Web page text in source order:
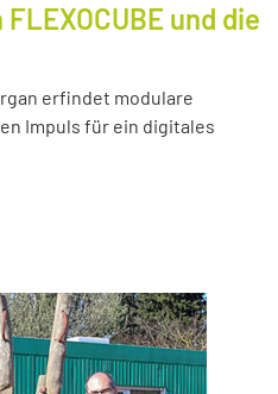
und die
erfindet modulare
Impuls für ein digitales